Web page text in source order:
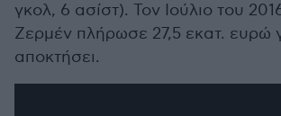
γκολ, 6 ασίστ). Τον Ιούλιο του
Ζερμέν πλήρωσε 27,5 εκατ. ευρώ
αποκτήσει.